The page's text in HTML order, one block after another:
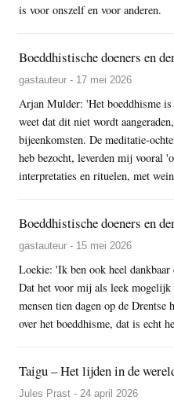
is voor onszelf en voor anderen.
Boeddhistische doeners en
gastauteur - 17 mei 2026
Arjan Mulder: 'Het boeddhisme
weet dat dit niet wordt
bijeenkomsten. De meditatie-
heb bezocht, leverden mij vooral
interpretaties en rituelen, met
Boeddhistische doeners en
gastauteur - 15 mei 2026
Loekie: 'Ik ben ook heel
Dat het voor mij als leek mogelijk
mensen tien dagen op de Drentse
over het boeddhisme, dat is echt
Taigu – Het lijden in de
Jules Prast - 24 april 2026